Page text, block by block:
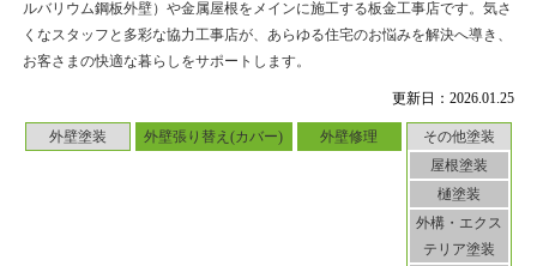
更新日：2026.01.25
外壁塗装 外壁張り替え(カバー) 外壁修理
その他塗装
屋根塗装
樋塗装
外構・エクス
テリア塗装
ルバリウム鋼板外壁）や金属屋根をメインに施工する板金工事店です。気さ
くなスタッフと多彩な協力工事店が、あらゆる住宅のお悩みを解決へ導き、
お客さまの快適な暮らしをサポートします。